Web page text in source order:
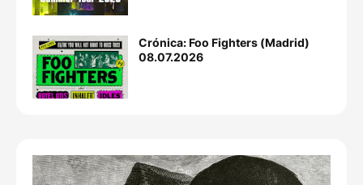
Crónica: Foo Fighters (Madrid)
08.07.2026